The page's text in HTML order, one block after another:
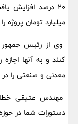
میلیارد تومان پروژه
وی از رئیس
کنند و به آنها
معدنی و صنعتی را
مهندس عتیقی
دستورات شما در